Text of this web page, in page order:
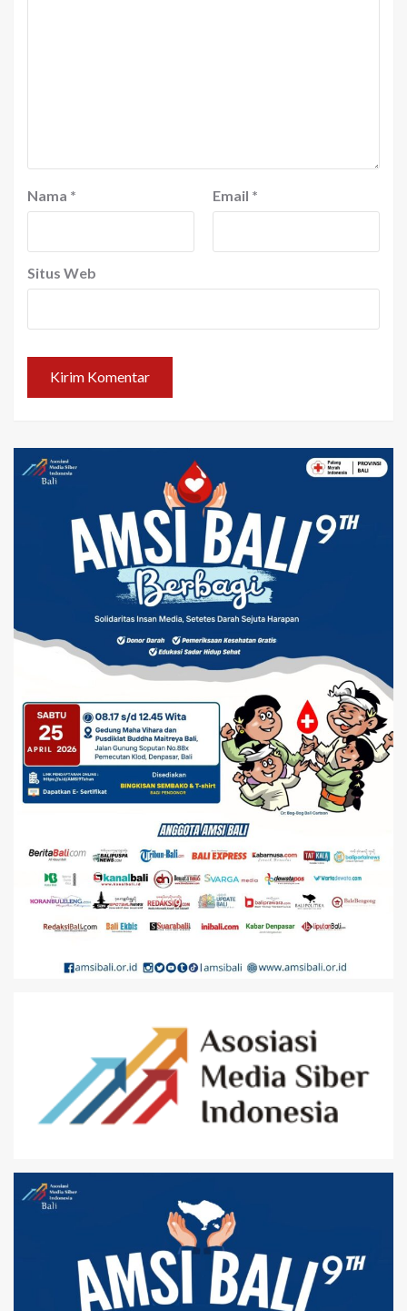
Nama * Email *
Situs Web